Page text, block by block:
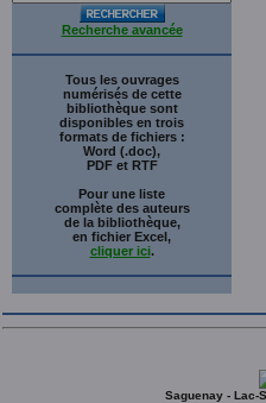
Recherche avancée
Tous les ouvrages
numérisés de cette
bibliothèque sont
disponibles en trois
formats de fichiers :
Word (.doc),
PDF et RTF
Pour une liste
complète des auteurs
de la bibliothèque,
en fichier Excel,
cliquer ici.
Saguenay - Lac-